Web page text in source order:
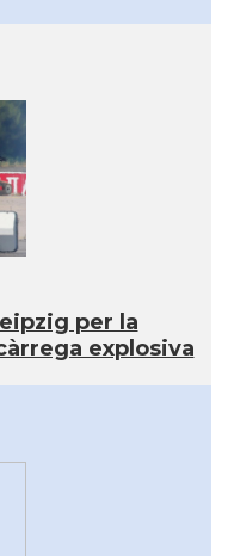
per la
explosiva